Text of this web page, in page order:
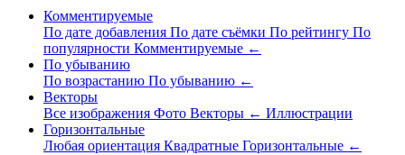
Комментируемые
По дате добавления По дате съёмки По рейтингу По
популярности Комментируемые ←
По убыванию
По возрастанию По убыванию ←
Векторы
Все изображения Фото Векторы ← Иллюстрации
Горизонтальные
Любая ориентация Квадратные Горизонтальные ←